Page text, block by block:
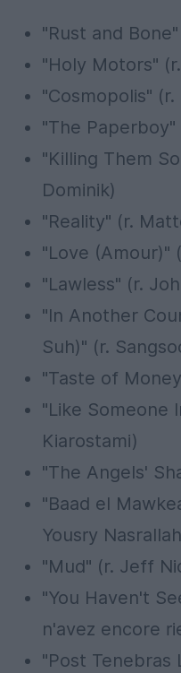
"Rust and
"Holy Motors"
"Cosmopolis"
"The Paperboy"
"Killing Them
Dominik)
"Reality" (r.
"Love (Amour)"
"Lawless" (r.
"In Another
Suh)" (r.
"Taste of
"Like Someone
Kiarostami)
"The Angels'
"Baad el
Yousry
"Mud" (r. Jeff
"You Haven't
n'avez encore
"Post Tenebras